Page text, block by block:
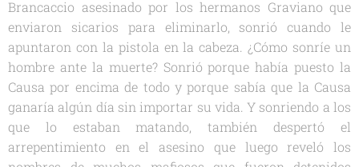
Brancaccio asesinado por los hermanos Graviano que
enviaron sicarios para eliminarlo, sonrió cuando le
apuntaron con la pistola en la cabeza. ¿Cómo sonríe un
hombre ante la muerte? Sonrió porque había puesto la
Causa por encima de todo y porque sabía que la Causa
ganaría algún día sin importar su vida. Y sonriendo a los
que lo estaban matando, también despertó el
arrepentimiento en el asesino que luego reveló los